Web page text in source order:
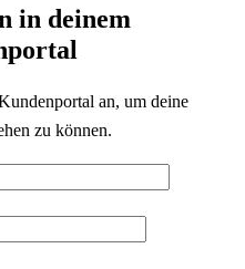
in deinem
an, um deine
zu können.